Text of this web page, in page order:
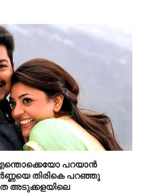
പറയാൻ
തിരികെ പറഞ്ഞു
അടുക്കളയിലെ